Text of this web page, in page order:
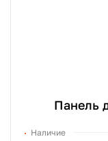
Панель
Наличие